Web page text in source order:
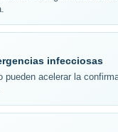
infecciosas
pueden acelerar la